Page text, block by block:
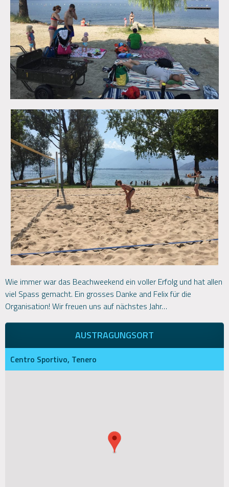
Wie immer war das Beachweekend ein voller Erfolg und hat allen
viel Spass gemacht. Ein grosses Danke and Felix für die
Organisation! Wir freuen uns auf nächstes Jahr…
AUSTRAGUNGSORT
Centro Sportivo, Tenero